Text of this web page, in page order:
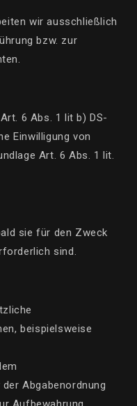
wir ausschließlich
bzw. zur
6 Abs. 1 lit b) DS-
Einwilligung von
Art. 6 Abs. 1 lit.
sie für den Zweck
sind.
beispielsweise
Abgabenordnung